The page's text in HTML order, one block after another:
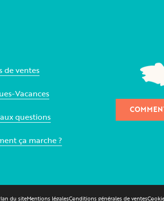
de ventes
Vacances
questions
ça marche ?
du siteMentions légalesConditions générales de ventes